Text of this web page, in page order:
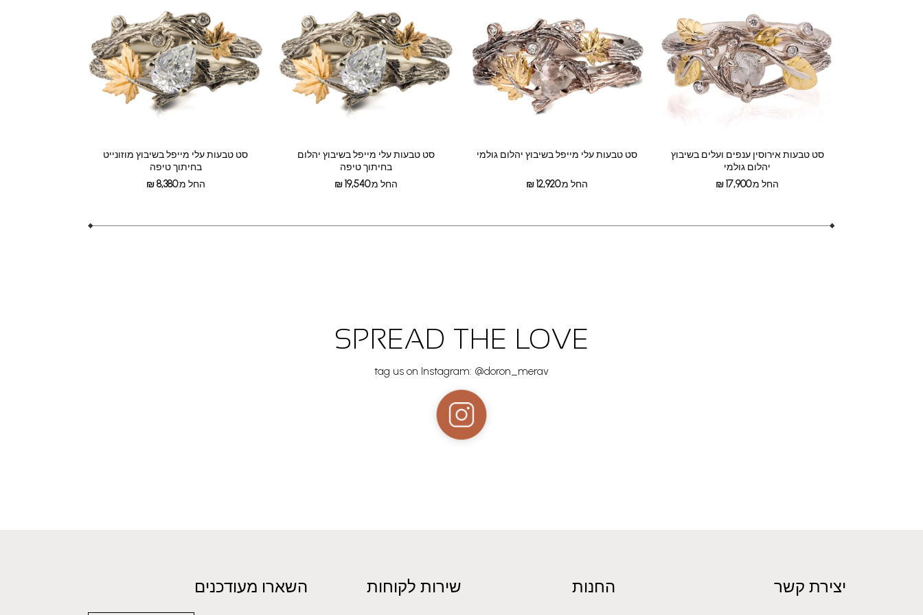
סט טבעות אירוסין ענפים ועלים בשיבוץ
יהלום גולמי
החל מ:
₪17,900
סט טבעות עלי מייפל בשיבוץ יהלום גולמי
החל מ: ₪12,920
סט טבעות עלי מייפל בשיבוץ יהלום
בחיתוך טיפה
החל מ:
₪19,540
סט טבעות עלי מייפל בשיבוץ מוזונייט
בחיתוך טיפה
החל מ:
₪8,380
SPREAD THE LOVE
tag us on Instagram: @doron_merav
יצירת קשר החנות שירות לקוחות השארו מעודכנים